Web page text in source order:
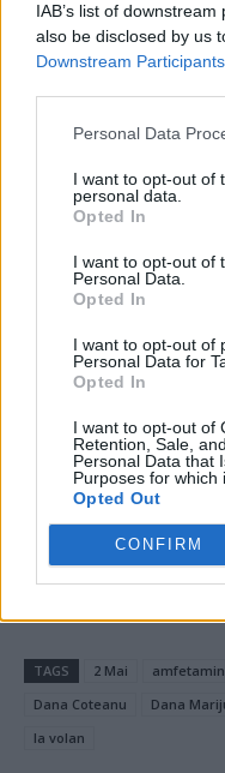
IAB’s list of
also be disclosed by us
Downstream Participants
Personal Data
I want to opt-out of
personal data.
Opted In
I want to opt-out of
Personal Data.
Opted In
I want to opt-out of
Personal Data for
Opted In
I want to opt-out of
Retention, Sale,
Personal Data that
Purposes for which
Opted Out
CONFIRM
încuietoarea
*Sistemul petrece
Ciolacu, Ponta,
rusofili și prieteni
năprasnică lui
discurs electrizant
Gigi Becali
măcelăriți, deși n-
TAGS 2 Mai
Dana Coteanu
Dana
la volan